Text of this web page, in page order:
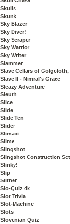
Skulls
Skunk
Sky Blazer
Sky Diver!
Sky Scraper
Sky Warrior
Sky Writer
Slammer
Slave Cellars of Golgoloth,
Slave II - Nimral's Grace
Sleazy Adventure
Sleuth
Slice
Slide
Slide Ten
Slider
Slimaci
Slime
Slingshot
Slingshot Construction Set
Slinky!
Slip
Slither
Slo-Quiz 4k
Slot Trivia
Slot-Machine
Slots
Slovenian Quiz